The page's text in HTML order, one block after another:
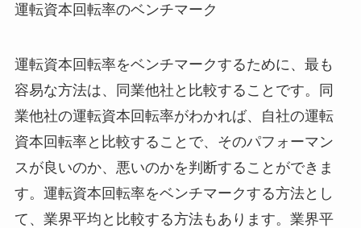
運転資本回転率のベンチマーク
運転資本回転率をベンチマークするために、最も
容易な方法は、同業他社と比較することです。同
業他社の運転資本回転率がわかれば、自社の運転
資本回転率と比較することで、そのパフォーマン
スが良いのか、悪いのかを判断することができま
す。運転資本回転率をベンチマークする方法とし
て、業界平均と比較する方法もあります。業界平